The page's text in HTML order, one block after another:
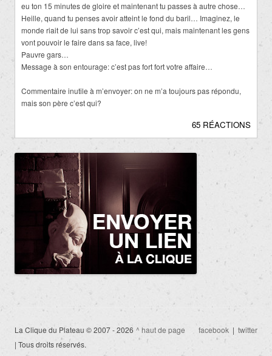
eu ton 15 minutes de gloire et maintenant tu passes à autre chose…
Heille, quand tu penses avoir atteint le fond du baril… Imaginez, le
monde riait de lui sans trop savoir c’est qui, mais maintenant les gens
vont pouvoir le faire dans sa face, live!
Pauvre gars…
Message à son entourage: c’est pas fort fort votre affaire…
Commentaire inutile à m’envoyer: on ne m’a toujours pas répondu,
mais son père c’est qui?
65 RÉACTIONS
La Clique du Plateau © 2007 - 2026
| Tous droits réservés.
^ haut de page facebook | twitter